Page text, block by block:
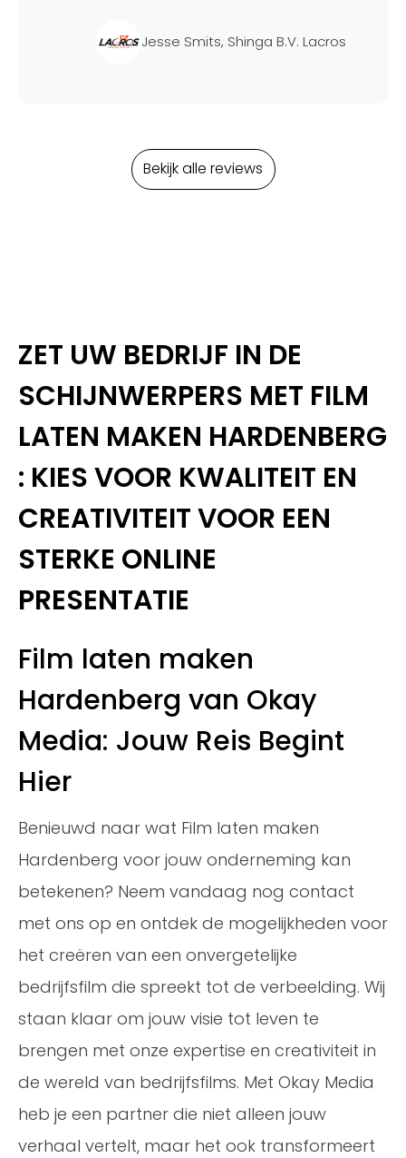
Jesse Smits, Shinga B.V. Lacros
Bekijk alle reviews
ZET UW BEDRIJF IN DE
SCHIJNWERPERS MET FILM
LATEN MAKEN HARDENBERG
: KIES VOOR KWALITEIT EN
CREATIVITEIT VOOR EEN
STERKE ONLINE
PRESENTATIE
Film laten maken
Hardenberg van Okay
Media: Jouw Reis Begint
Hier
Benieuwd naar wat Film laten maken
Hardenberg voor jouw onderneming kan
betekenen? Neem vandaag nog contact
met ons op en ontdek de mogelijkheden voor
het creëren van een onvergetelijke
bedrijfsfilm die spreekt tot de verbeelding. Wij
staan klaar om jouw visie tot leven te
brengen met onze expertise en creativiteit in
de wereld van bedrijfsfilms. Met Okay Media
heb je een partner die niet alleen jouw
verhaal vertelt, maar het ook transformeert